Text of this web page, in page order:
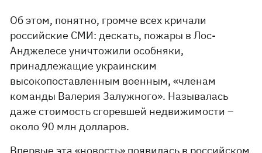
Об этом, понятно, громче всех кричали
российские СМИ: дескать, пожары в Лос-
Анджелесе уничтожили особняки,
принадлежащие украинским
высокопоставленным военным, «членам
команды Валерия Залужного». Называлась
даже стоимость сгоревшей недвижимости –
около 90 млн долларов.
Впервые эта «новость» появилась в российском